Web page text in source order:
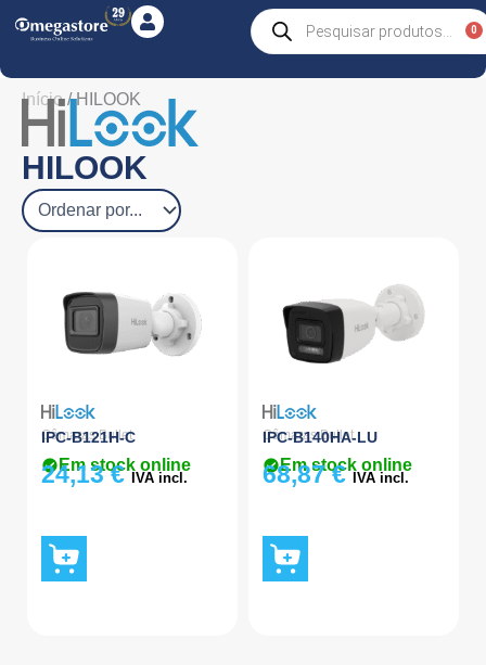
content
Products
search
0
Início/ HILOOK
HILOOK
Câmaras Bullet
IPC-B121H-C
Em stock online
24,13€ IVA incl.
Câmaras Bullet
IPC-B140HA-LU
Em stock online
68,87€ IVA incl.